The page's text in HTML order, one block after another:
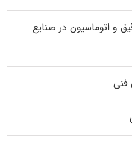
و اتوماسیون در صنایع
فنی